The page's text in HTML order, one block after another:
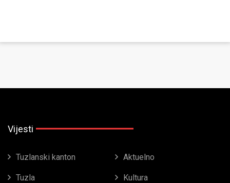
Vijesti
Tuzlanski kanton Aktuelno
Tuzla Kultura